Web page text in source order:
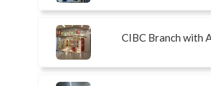
CIBC Branch with